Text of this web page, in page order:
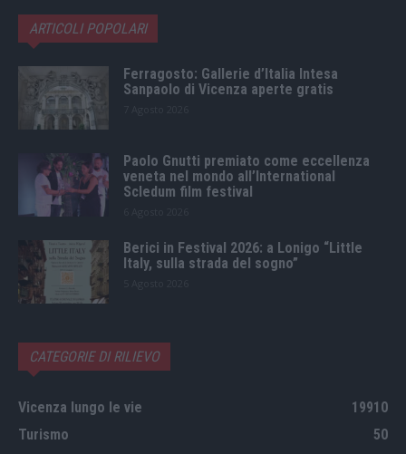
ARTICOLI POPOLARI
Ferragosto: Gallerie d’Italia Intesa
Sanpaolo di Vicenza aperte gratis
Paolo Gnutti premiato come eccellenza
veneta nel mondo all’International
Scledum film festival
Berici in Festival 2026: a Lonigo “Little
Italy, sulla strada del sogno”
CATEGORIE DI RILIEVO
Vicenza lungo le vie
19910
Turismo
50